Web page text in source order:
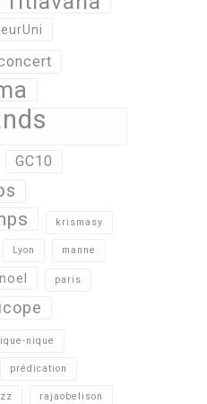
GC10
krismasy
Lyon manne
noel paris
nique
prédication
rajaobelison